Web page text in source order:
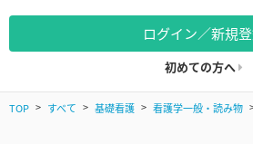
ログイン／新規
初めての方へ
TOP すべて 基礎看護 看護学一般・読み物